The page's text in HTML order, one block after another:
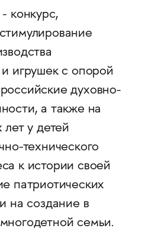
конкурс,
игрушек с опорой
духовно-
а также на
лет у детей
технического
к истории своей
патриотических
на создание в
семьи.